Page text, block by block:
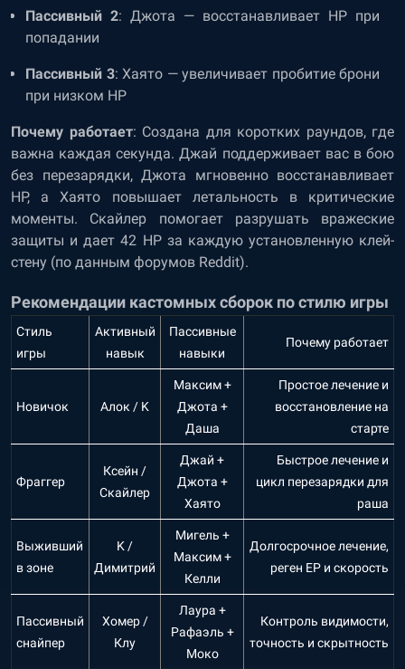
Пассивный 2: Джота — восстанавливает HP при
попадании
Пассивный 3: Хаято — увеличивает пробитие брони
при низком HP
Почему работает: Создана для коротких раундов, где
важна каждая секунда. Джай поддерживает вас в бою
без перезарядки, Джота мгновенно восстанавливает
HP, а Хаято повышает летальность в критические
моменты. Скайлер помогает разрушать вражеские
защиты и дает 42 HP за каждую установленную клей-
стену (по данным форумов Reddit).
Рекомендации кастомных сборок по стилю игры
Стиль
игры
Активный
навык
Пассивные
навыки
Почему работает
Новичок Алок / K
Максим +
Джота +
Даша
Простое лечение и
восстановление на
старте
Фраггер
Ксейн /
Скайлер
Джай +
Джота +
Хаято
Быстрое лечение и
цикл перезарядки для
раша
Выживший
в зоне
K /
Димитрий
Мигель +
Максим +
Келли
Долгосрочное лечение,
реген EP и скорость
Пассивный
снайпер
Хомер /
Клу
Лаура +
Рафаэль +
Моко
Контроль видимости,
точность и скрытность